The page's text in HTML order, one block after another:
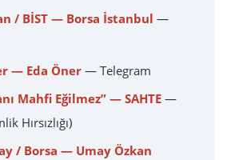
/ BİST — Borsa İstanbul —
— Eda Öner — Telegram
Mahfi Eğilmez” — SAHTE —
Hırsızlığı)
/ Borsa — Umay Özkan